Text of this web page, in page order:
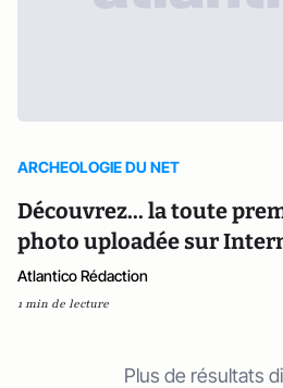
ARCHEOLOGIE DU NET
Découvrez... la toute
photo uploadée sur
Atlantico Rédaction
1 min de lecture
Plus de résultats